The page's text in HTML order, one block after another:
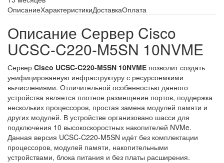
ОписаниеХарактеристикиДоставкаОплата
Описание Сервер Cisco
UCSC-C220-M5SN 10NVME
Сервер Cisco UCSC-C220-M5SN 10NVME позволит создать
унифицированную инфраструктуру с ресурсоемкими
вычислениями. Отличительной особенностью данного
устройства является плотное размещение портов, поддержка
нескольких процессоров, простая замена модулей памяти и
других модулей. В устройстве организовано шасси для
подключения 10 высокоскоростных накопителей NVMe.
Данная версия UCSC-C220-M5SN идёт без комплектации
процессоров, модулей памяти, накопительными
устройствами, блока питания и без платы расширения.